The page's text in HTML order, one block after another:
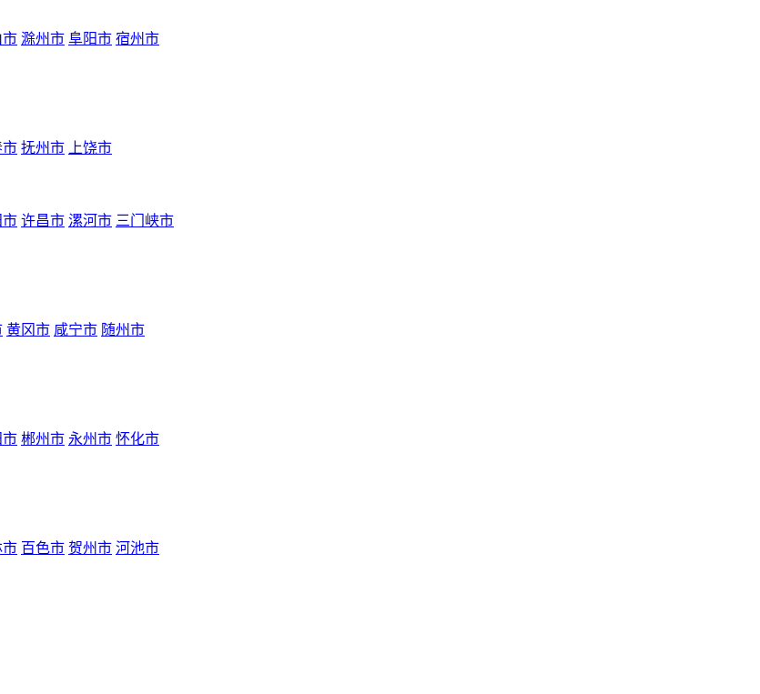
市 滁州市 阜阳市 宿州市
市 抚州市 上饶市
市 许昌市 漯河市 三门峡市
黄冈市 咸宁市 随州市
市 郴州市 永州市 怀化市
市 百色市 贺州市 河池市